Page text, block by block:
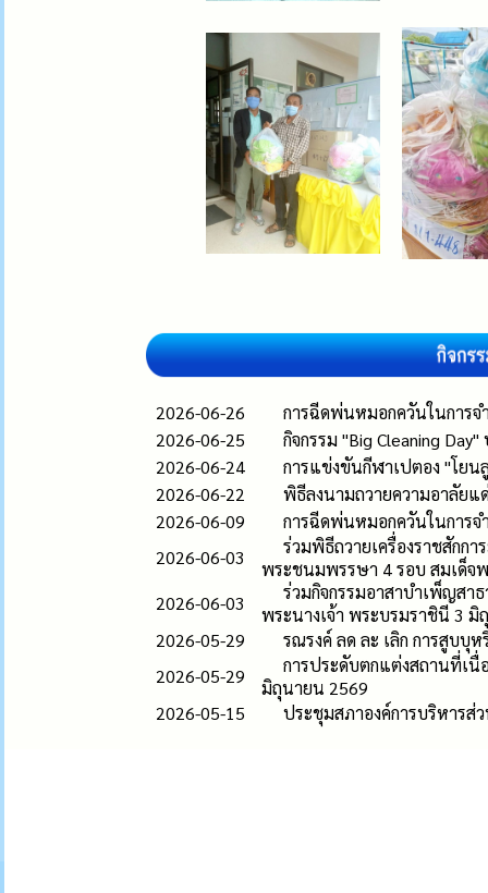
2026-06-26
การฉีดพ่นหมอกควันในการจ
2026-06-25
กิจกรรม "Big Cleaning
2026-06-24
การแข่งขันกีฬาเปตอง "โย
2026-06-22
พิธีลงนามถวายความอาลัยแ
2026-06-09
การฉีดพ่นหมอกควันในการจ
2026-06-03
ร่วมพิธีถวายเครื่องราชสักก
พระชนมพรรษา 4 รอบ สมเด็จ
2026-06-03
ร่วมกิจกรรมอาสาบำเพ็ญสา
พระนางเจ้า พระบรมราชินี 3 มิ
2026-05-29
รณรงค์ ลด ละ เลิก การสูบบุ
2026-05-29
การประดับตกแต่งสถานที่เนื่
มิถุนายน 2569
2026-05-15
ประชุมสภาองค์การบริหาร